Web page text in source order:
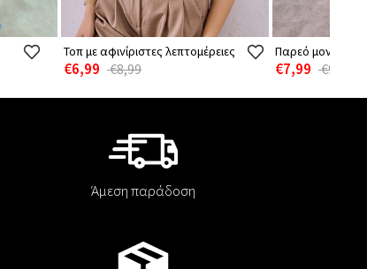
Τοπ με αφινίριστες λεπτομέρειες
€6,99 €8,99
Παρεό
€7,99 €9,99
Άμεση παράδοση